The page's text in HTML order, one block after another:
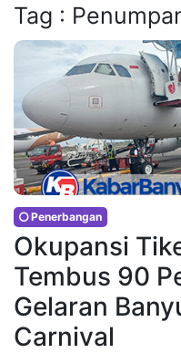
Tag :
Penerbangan
Okupansi
Tembus 90
Gelaran
Carnival